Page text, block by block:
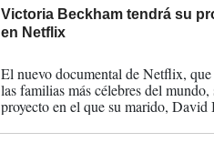
Victoria Beckham tendrá su
en Netflix
El nuevo documental de Netflix, que
las familias más célebres del
proyecto en el que su marido, David